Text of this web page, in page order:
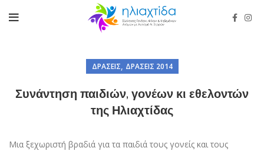
ΔΡΆΣΕΙΣ, ΔΡΆΣΕΙΣ 2014
Συνάντηση παιδιών, γονέων κι εθελοντών
της Ηλιαχτίδας
Μια ξεχωριστή βραδιά για τα παιδιά τους γονείς και τους